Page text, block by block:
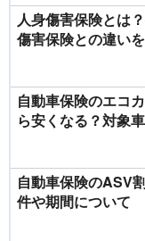
人身傷害保険とは
傷害保険との違い
自動車保険のエコ
ら安くなる？対象
自動車保険のASV
件や期間について